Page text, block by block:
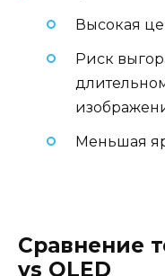
Высокая
Риск
Меньшая
Сравнение
vs QLED